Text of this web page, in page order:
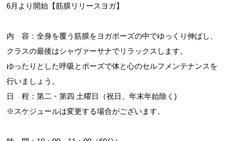
お問合せフォーム
交野市施設予約システム
6月より開始【筋膜リリースヨガ】
内 容：全身を覆う筋膜をヨガポーズの中でゆっくり伸ばし、
クラスの最後はシャヴァーサナでリラックスします。
ゆったりとした呼吸とポーズで体と心のセルフメンテナンスを
行いましょう。
日 程：第二・第四 土曜日（祝日、年末年始除く)
※スケジュールは変更する場合がございます。